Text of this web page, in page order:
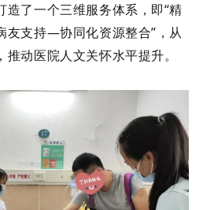
造了一个三维服务体系，即“精
支持—协同化资源整合”，从
动医院人文关怀水平提升。